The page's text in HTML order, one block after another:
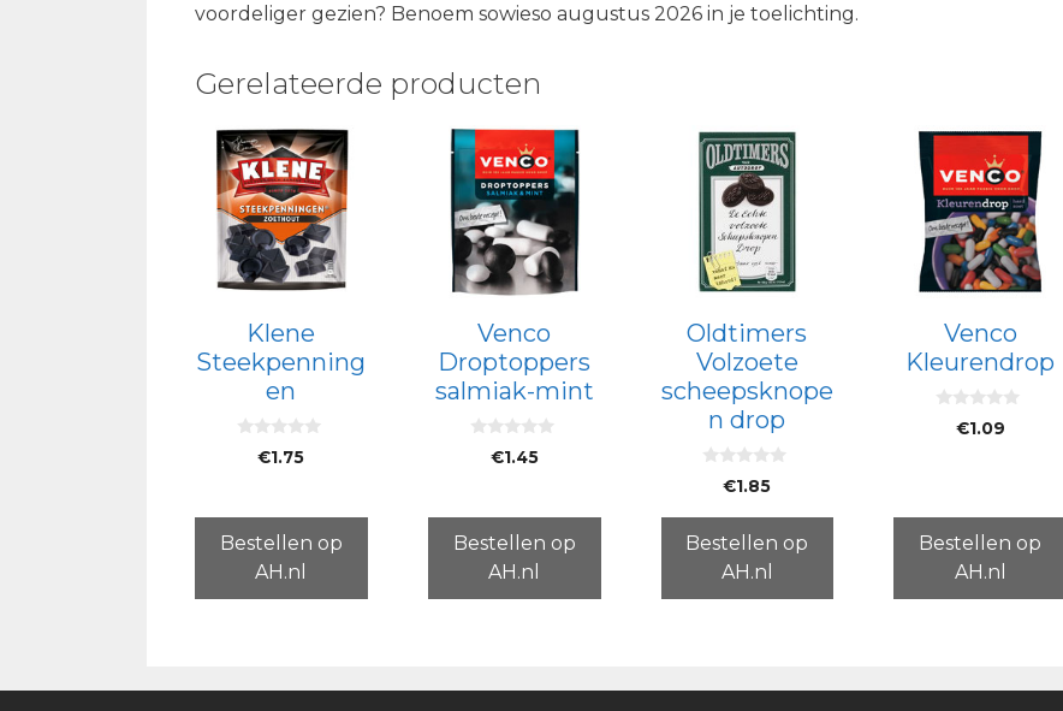
voordeliger gezien? Benoem sowieso augustus 2026 in je toelichting.
Gerelateerde producten
Klene
Steekpenning
en
€1.75
Bestellen op
AH.nl
Venco
Droptoppers
salmiak-mint
€1.45
Bestellen op
AH.nl
Oldtimers
Volzoete
scheepsknope
n drop
5
€1.85
Bestellen op
AH.nl
Venco
Kleurendrop
€1.09
Bestellen op
AH.nl